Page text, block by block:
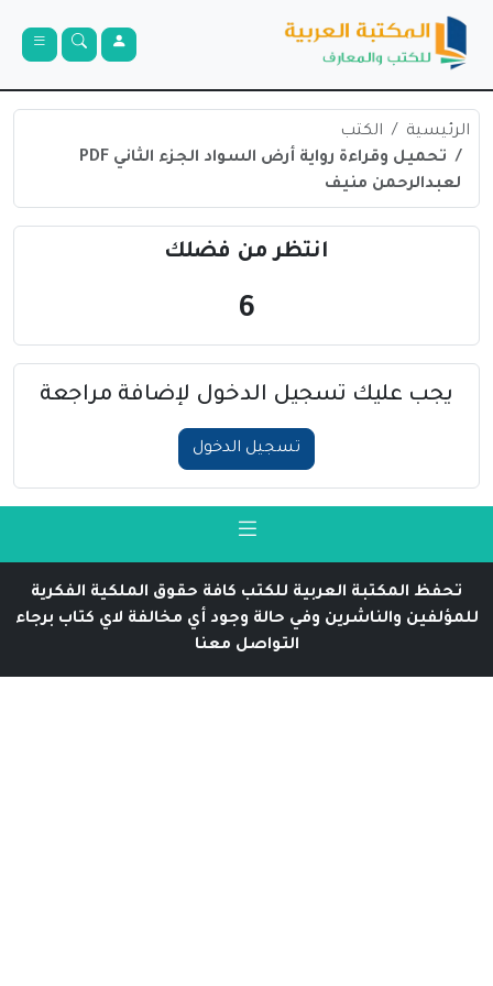
الرئيسية
الكتب
تحميل وقراءة رواية أرض السواد الجزء الثاني PDF
لعبدالرحمن منيف
انتظر من فضلك
6
يجب عليك تسجيل الدخول لإضافة مراجعة
تسجيل الدخول
تحفظ المكتبة العربية للكتب كافة حقوق الملكية الفكرية
للمؤلفين والناشرين وفي حالة وجود أي مخالفة لاي كتاب برجاء
التواصل معنا